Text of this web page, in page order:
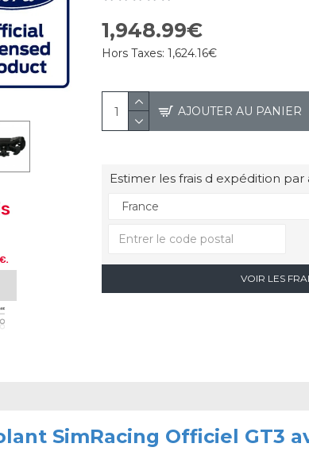
1,948.99€
Hors Taxes: 1,624.16€
AJOUTER AU PANIER
Estimer les frais d expédition par
VOIR LES
SimRacing Officiel GT3